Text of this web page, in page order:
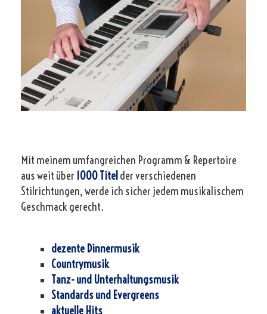
Mit meinem umfangreichen Programm & Repertoire
aus weit über 1000 Titel der verschiedenen
Stilrichtungen, werde ich sicher jedem musikalischem
Geschmack gerecht.
dezente Dinnermusik
Countrymusik
Tanz- und Unterhaltungsmusik
Standards und Evergreens
aktuelle Hits